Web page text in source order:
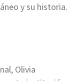
y su historia.
Olivia